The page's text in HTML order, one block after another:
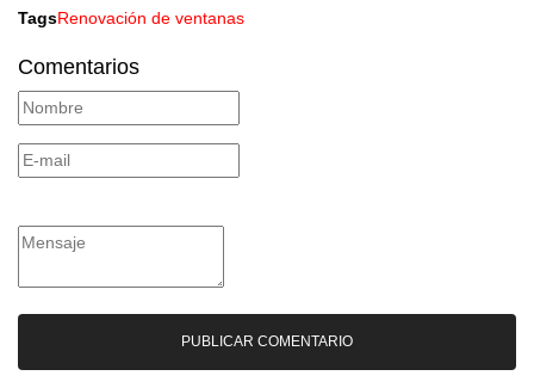
TagsRenovación de ventanas
Comentarios